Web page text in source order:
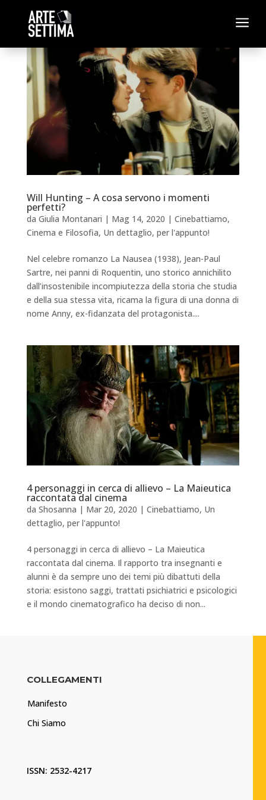
a
Will Hunting – A cosa servono i momenti
perfetti?
da Giulia Montanari | Mag 14, 2020 | Cinebattiamo,
Cinema e Filosofia, Un dettaglio, per l'appunto!
Nel celebre romanzo La Nausea (1938), Jean-Paul
Sartre, nei panni di Roquentin, uno storico annichilito
dall’insostenibile incompiutezza della storia che studia
e della sua stessa vita, ricama la figura di una donna di
nome Anny, ex-fidanzata del protagonista....
4 personaggi in cerca di allievo – La Maieutica
raccontata dal cinema
da Shosanna | Mar 20, 2020 | Cinebattiamo, Un
dettaglio, per l'appunto!
4 personaggi in cerca di allievo – La Maieutica
raccontata dal cinema. Il rapporto tra insegnanti e
alunni è da sempre uno dei temi più dibattuti della
storia: esistono saggi, trattati psichiatrici e psicologici
e il mondo cinematografico ha deciso di non...
COLLEGAMENTI
Manifesto
Chi Siamo
ISSN: 2532-4217